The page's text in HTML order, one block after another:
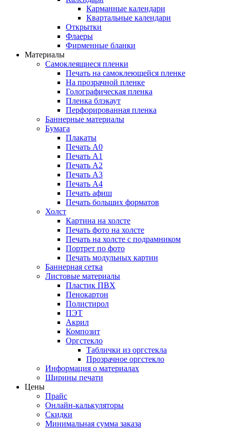
Карманные календари
Квартальные календари
Открытки
Флаеры
Фирменные бланки
Материалы
Самоклеящиеся пленки
Печать на самоклеющейся пленке
На прозрачной пленке
Голографическая пленка
Пленка блэкаут
Перфорированная пленка
Баннерные материалы
Бумага
Плакаты
Печать А0
Печать А1
Печать А2
Печать А3
Печать А4
Печать афиш
Печать больших форматов
Холст
Картина на холсте
Печать фото на холсте
Печать на холсте с подрамником
Портрет по фото
Печать модульных картин
Баннерная сетка
Листовые материалы
Пластик ПВХ
Пенокартон
Полистирол
ПЭТ
Акрил
Композит
Оргстекло
Таблички из оргстекла
Прозрачное оргстекло
Информация о материалах
Ширины печати
Цены
Прайс
Онлайн-калькуляторы
Скидки
Минимальная сумма заказа